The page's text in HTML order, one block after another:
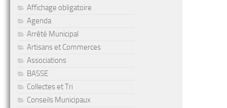
Affichage obligatoire
Agenda
Arrêté Municipal
Artisans et Commerces
Associations
BASSE
Collectes et Tri
Conseils Municipaux